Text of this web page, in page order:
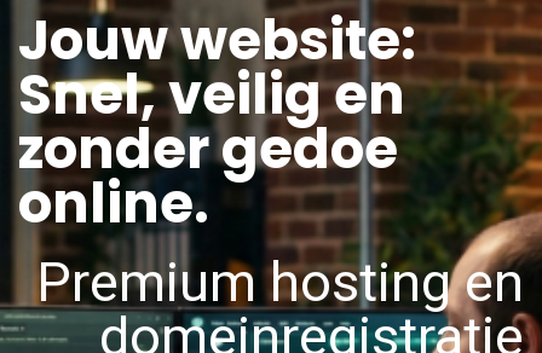
Jouw website:
Snel, veilig en
zonder gedoe
online.
Premium hosting en
domeinregistratie